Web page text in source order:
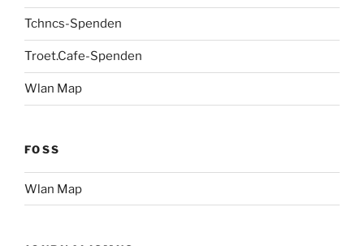
Tchncs-Spenden
Troet.Cafe-Spenden
Wlan Map
FOSS
Wlan Map